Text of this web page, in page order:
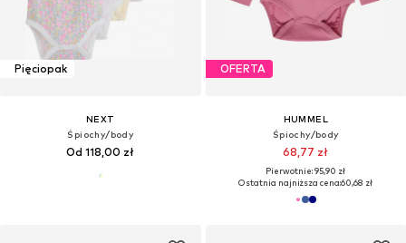
Pięciopak
NEXT
Śpiochy/body
Od 118,00 zł
OFERTA
HUMMEL
Śpiochy/body
68,77 zł
Pierwotnie: 95,90 zł
Ostatnia najniższa cena:60,68 zł